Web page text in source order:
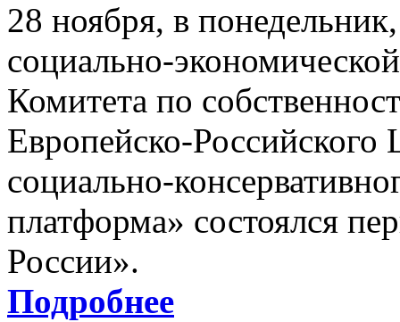
28 ноября, в
социально-
Комитета по
Европейско-
социально-
платформа» состоялся
России».
Подробнее